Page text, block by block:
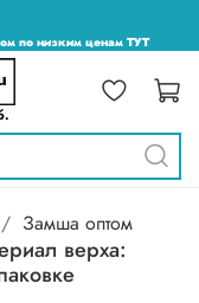
по низким ценам ТУТ
Замша оптом
верха: